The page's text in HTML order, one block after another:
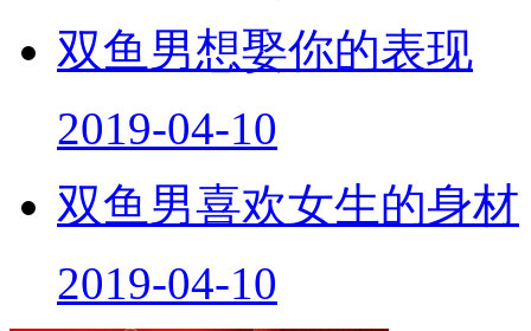
双鱼男想娶你的表现
2019-04-10
双鱼男喜欢女生的身材
2019-04-10